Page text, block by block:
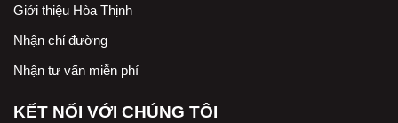
Giới thiệu Hòa Thịnh
Nhận chỉ đường
Nhận tư vấn miễn phí
KẾT NỐI VỚI CHÚNG TÔI